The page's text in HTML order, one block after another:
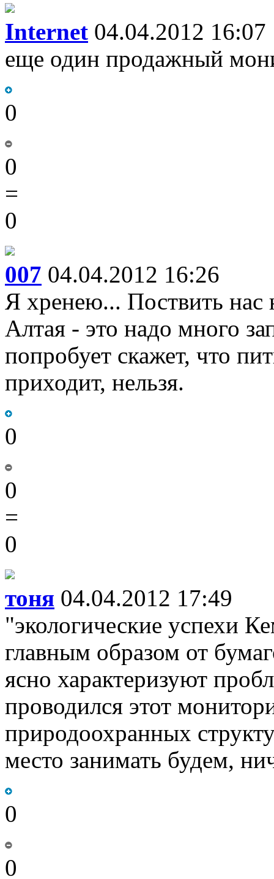
Internet 04.04.2012 16:07
еще один продажный
0
0
=
0
007 04.04.2012 16:26
Я хренею... Поствить нас
Алтая - это надо много
попробует скажет, что
приходит, нельзя.
0
0
=
0
тоня 04.04.2012 17:49
"экологические успехи
главным образом от
ясно характеризуют
проводился этот
природоохранных
место занимать будем,
0
0